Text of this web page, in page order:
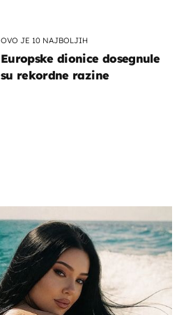
OVO JE 10 NAJBOLJIH
Europske dionice dosegnule
su rekordne razine